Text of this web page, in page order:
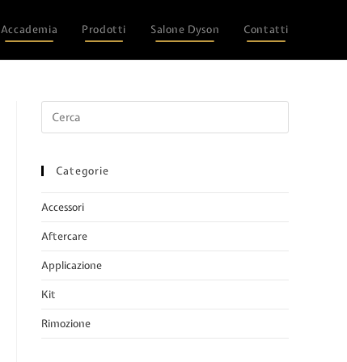
Accademia Prodotti Salone Dyson Contatti
Categorie
Accessori
Aftercare
Applicazione
Kit
Rimozione